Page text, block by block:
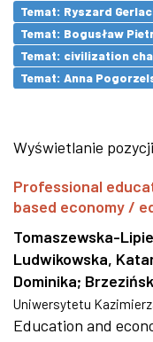
Temat: Ryszard
Temat: Bogusław
Temat: civilization
Temat: Anna
Wyświetlanie pozycji
Professional
based economy /
Tomaszewska-
Ludwikowska,
Dominika;
Uniwersytetu
Education and